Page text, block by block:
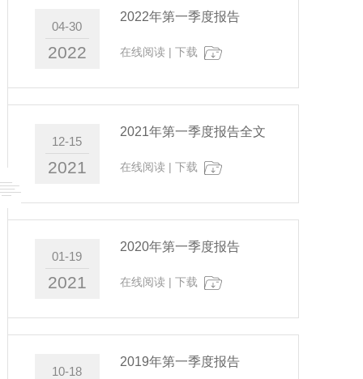
04-30
2022
2022年第一季度报告
在线阅读 | 下载
12-15
2021
2021年第一季度报告全文
在线阅读 | 下载
01-19
2021
2020年第一季度报告
在线阅读 | 下载
10-18
2019年第一季度报告